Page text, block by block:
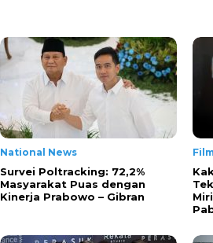
National News
Survei Poltracking: 72,2%
Masyarakat Puas dengan
Kinerja Prabowo – Gibran